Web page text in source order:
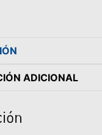
ADICIONAL